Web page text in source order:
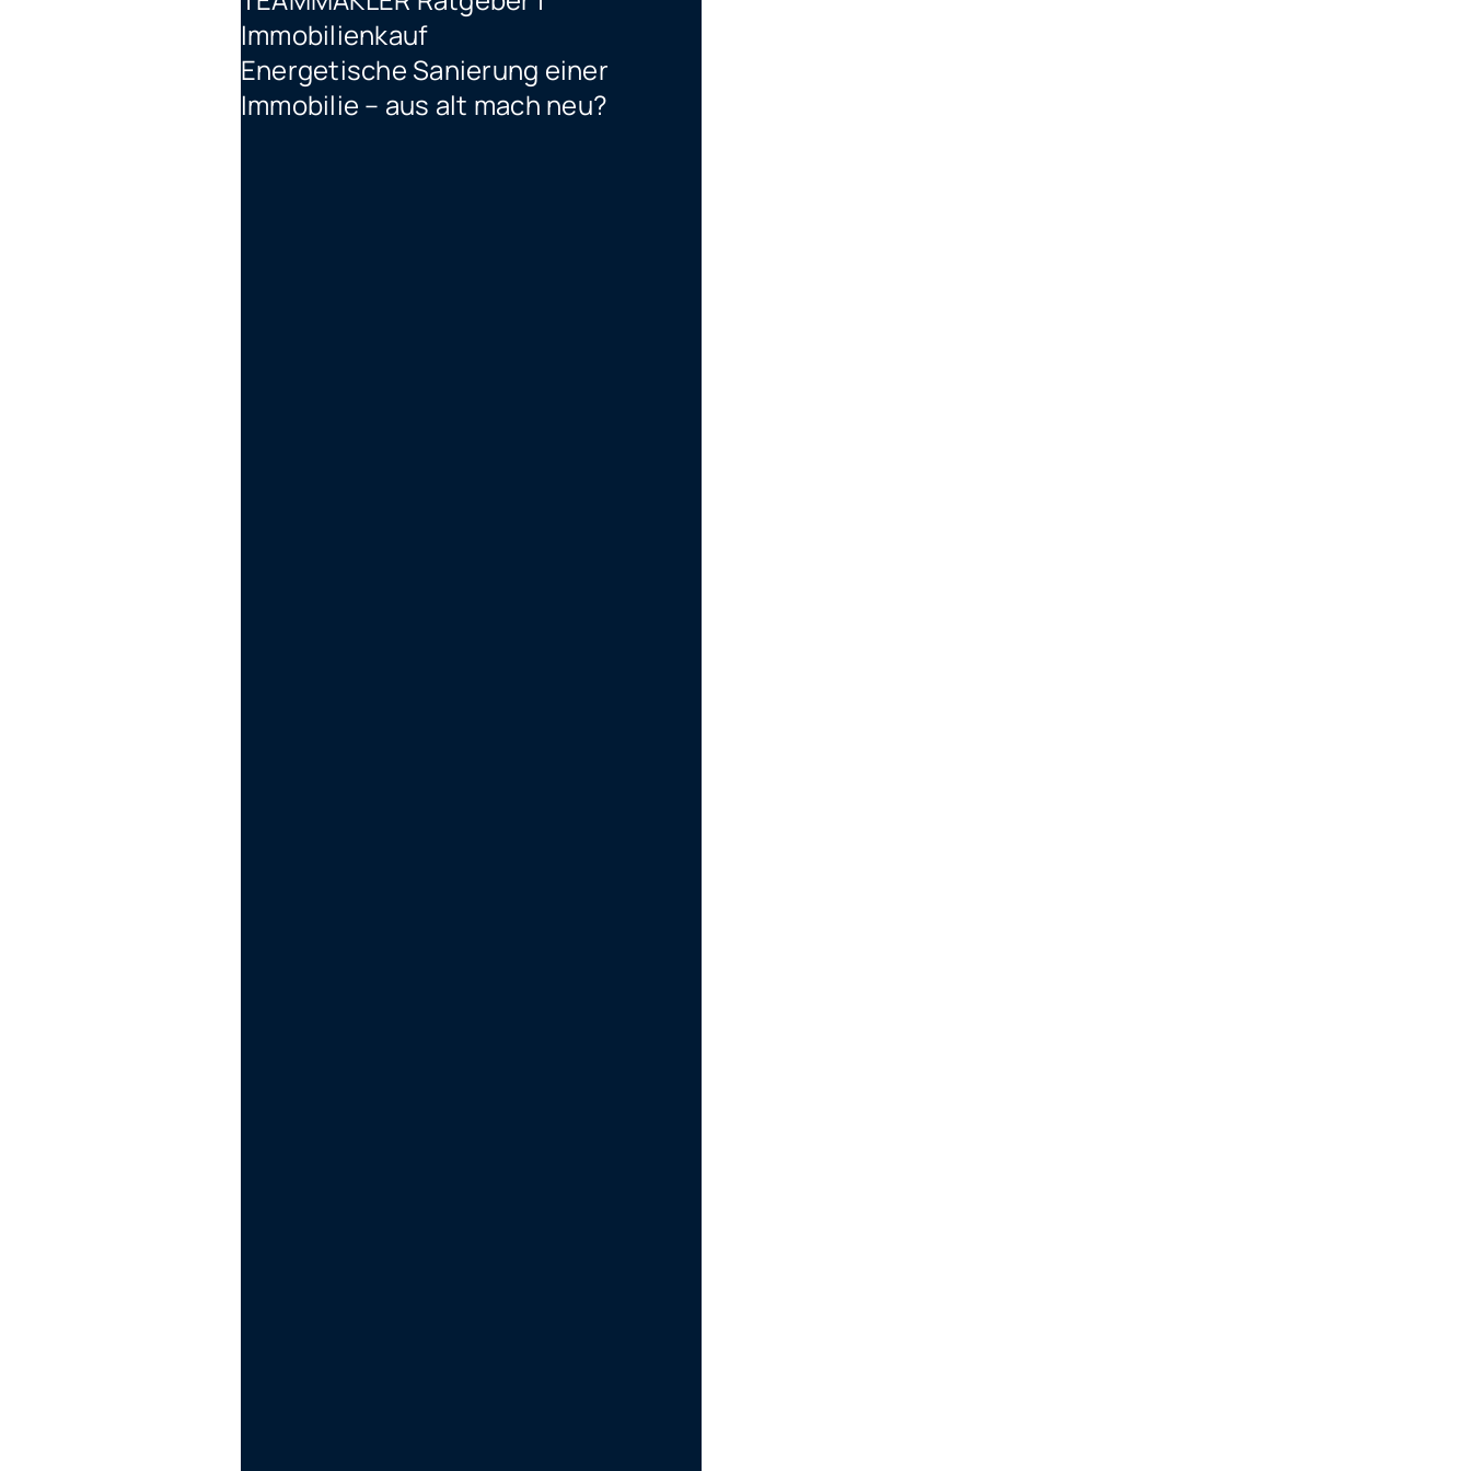
Immobilienkauf
Energetische Sanierung einer
Immobilie – aus alt mach neu?